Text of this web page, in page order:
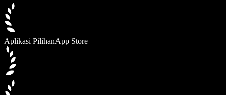
Aplikasi PilihanApp Store